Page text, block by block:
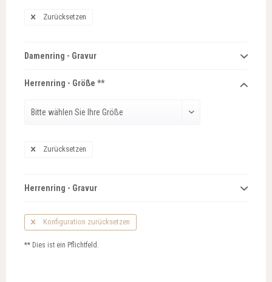
Zurücksetzen
Damenring - Gravur
Herrenring - Größe **
Zurücksetzen
Herrenring - Gravur
Konfiguration zurücksetzen
** Dies ist ein Pflichtfeld.